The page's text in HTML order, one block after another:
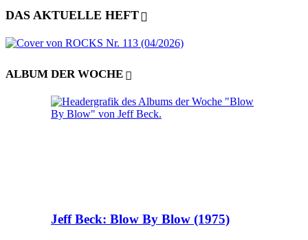
DAS AKTUELLE HEFT
ALBUM DER WOCHE
Jeff Beck: Blow By Blow (1975)